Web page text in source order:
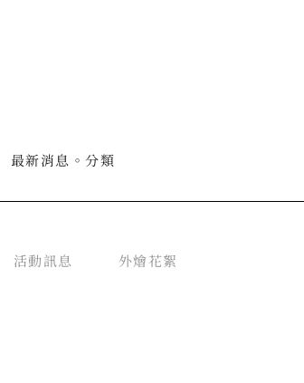
最新消息。分類
活動訊息 外燴花絮